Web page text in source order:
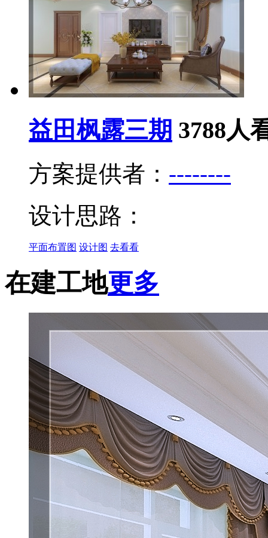
益田枫露三期 3788人
方案提供者： --------
设计思路：
平面布置图 设计图 去看看
在建工地更多